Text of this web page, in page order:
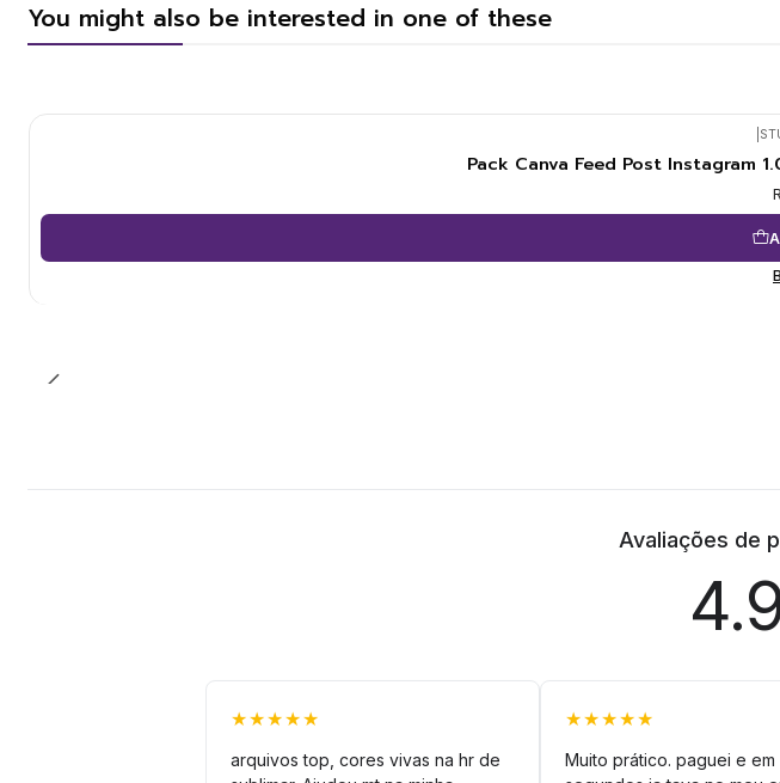
You might also be interested in one of these
Pack Canva Feed Post Instagram
Avaliações de
★★★★★
arquivos top, cores vivas na hr de
★★★★★
Muito prático. paguei e em